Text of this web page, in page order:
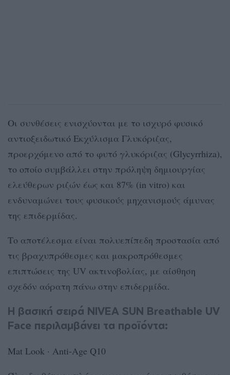
Οι συνθέσεις ενισχύονται με το ισχυρό φυσικό
αντιοξειδωτικό Εκχύλισμα Γλυκόριζας,
προερχόμενο από το φυτό γλυκόριζας (Glycyrrhiza),
το οποίο συμβάλλει στην πρόληψη δημιουργίας
ελεύθερων ριζών έως και 87% (in vitro) και
ενδυναμώνει τους φυσικούς μηχανισμούς άμυνας
της επιδερμίδας.
Το αποτέλεσμα είναι πολυεπίπεδη προστασία από
τις βραχυπρόθεσμες και μακροπρόθεσμες
επιπτώσεις της UV ακτινοβολίας, με αίσθηση
σχεδόν αόρατη πάνω στην επιδερμίδα.
Η βασική σειρά NIVEA SUN Breathable UV
Face περιλαμβάνει τα προϊόντα:
Mat Look · Anti-Age Q10